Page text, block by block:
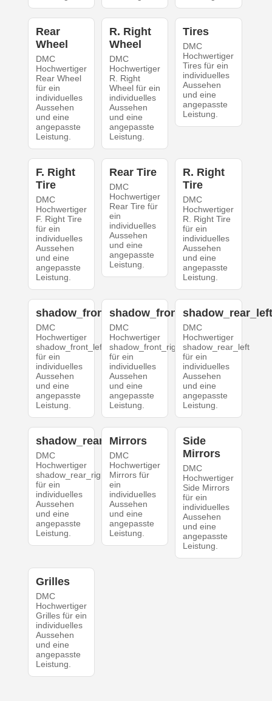
Rear
Wheel
DMC
Hochwertiger
Rear Wheel
für ein
individuelles
Aussehen
und eine
angepasste
Leistung.
R. Right
Wheel
DMC
Hochwertiger
R. Right
Wheel für ein
individuelles
Aussehen
und eine
angepasste
Leistung.
Tires
DMC
Hochwertiger
Tires für ein
individuelles
Aussehen
und eine
angepasste
Leistung.
F. Right
Tire
DMC
Hochwertiger
F. Right Tire
für ein
individuelles
Aussehen
und eine
angepasste
Leistung.
Rear Tire
DMC
Hochwertiger
Rear Tire für
ein
individuelles
Aussehen
und eine
angepasste
Leistung.
R. Right
Tire
DMC
Hochwertiger
R. Right Tire
für ein
individuelles
Aussehen
und eine
angepasste
Leistung.
shadow_front_left
DMC
Hochwertiger
shadow_front_left
für ein
individuelles
Aussehen
und eine
angepasste
Leistung.
shadow_front_right
DMC
Hochwertiger
shadow_front_right
für ein
individuelles
Aussehen
und eine
angepasste
Leistung.
DMC
Hochwertiger
shadow_rear_left
für ein
individuelles
Aussehen
und eine
angepasste
Leistung.
shadow_rear_right
DMC
Hochwertiger
shadow_rear_right
für ein
individuelles
Aussehen
und eine
angepasste
Leistung.
Mirrors
DMC
Hochwertiger
Mirrors für
ein
individuelles
Aussehen
und eine
angepasste
Leistung.
Side
Mirrors
DMC
Hochwertiger
Side Mirrors
für ein
individuelles
Aussehen
und eine
angepasste
Leistung.
Grilles
DMC
Hochwertiger
Grilles für ein
individuelles
Aussehen
und eine
angepasste
Leistung.